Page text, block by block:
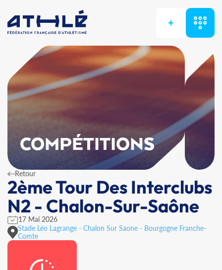
+
COMPÉTITIONS
Retour
2ème Tour Des Interclubs
N2 - Chalon-Sur-Saône
17 Mai 2026
Stade Léo Lagrange - Chalon Sur Saone - Bourgogne Franche-
Comte